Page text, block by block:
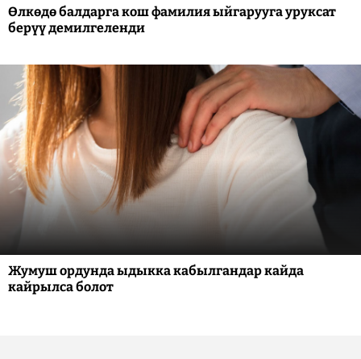
Өлкөдө балдарга кош фамилия ыйгарууга уруксат
берүү демилгеленди
Жумуш ордунда ыдыкка кабылгандар кайда
кайрылса болот